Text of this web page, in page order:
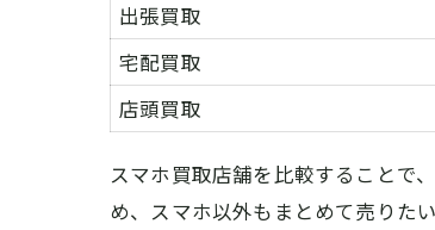
出張買取
宅配買取
店頭買取
スマホ買取店舗を比較することで
め、スマホ以外もまとめて売りた